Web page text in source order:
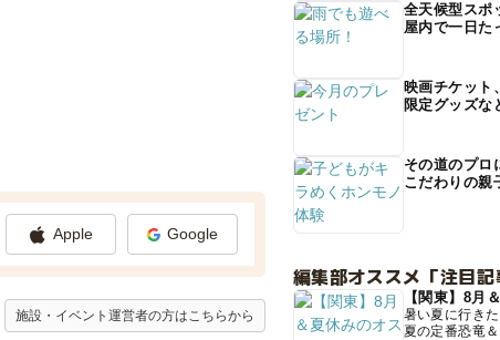
Apple Google
施設・イベント運営者の方はこちらから
全天候型スポ
屋内で一日た
映画チケット
限定グッズな
その道のプロ
こだわりの親
編集部オススメ「注目記
【関東】8月
暑い夏に行き
夏の定番恐竜